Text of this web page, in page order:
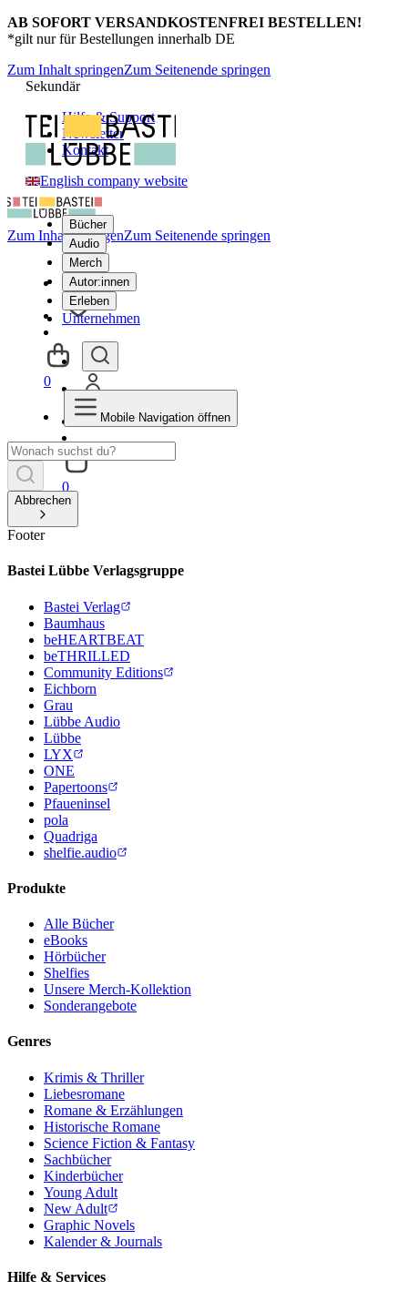
AB SOFORT VERSANDKOSTENFREI BESTELLEN!
*gilt nur für Bestellungen innerhalb DE
Zum Inhalt springenZum Seitenende springen
Sekundär
Hilfe & Support
Newsletter
Kontakt
English company website
Bücher
Audio
Merch
Autor:innen
Erleben
Unternehmen
0
Zum Inhalt springenZum Seitenende springen
0
Mobile Navigation öffnen
Abbrechen
Footer
Bastei Lübbe Verlagsgruppe
Bastei Verlag
Baumhaus
beHEARTBEAT
beTHRILLED
Community Editions
Eichborn
Grau
Lübbe Audio
Lübbe
LYX
ONE
Papertoons
Pfaueninsel
pola
Quadriga
shelfie.audio
Produkte
Alle Bücher
eBooks
Hörbücher
Shelfies
Unsere Merch-Kollektion
Sonderangebote
Genres
Krimis & Thriller
Liebesromane
Romane & Erzählungen
Historische Romane
Science Fiction & Fantasy
Sachbücher
Kinderbücher
Young Adult
New Adult
Graphic Novels
Kalender & Journals
Hilfe & Services